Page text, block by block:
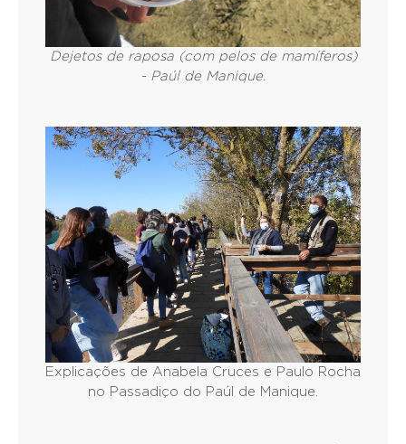
Dejetos de raposa (com pelos de mamíferos)
- Paúl de Manique.
Explicações de Anabela Cruces e Paulo Rocha
no Passadiço do Paúl de Manique.